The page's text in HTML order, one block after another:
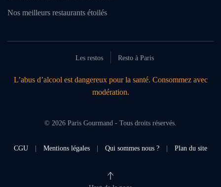
Nos meilleurs restaurants étoilés
Les restos Resto à Paris
L’abus d’alcool est dangereux pour la santé. Consommez avec
modération.
© 2026 Paris Gourmand - Tous droits réservés.
CGU Mentions légales Qui sommes nous ? Plan du site